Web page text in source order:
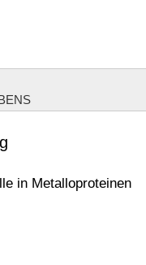
in Metalloproteinen